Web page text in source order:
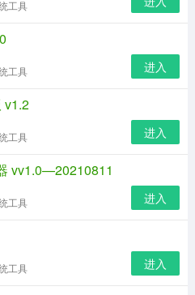
工具
工具 进入
v1.2
工具 进入
vv1.0—20210811
工具 进入
工具 进入